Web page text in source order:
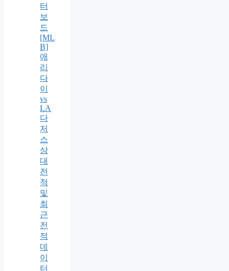
터
보
드
[ML
B]
애
리
다
이
vs
LA
다
저
스
상
대
전
적
및
최
근
전
적
데
이
터